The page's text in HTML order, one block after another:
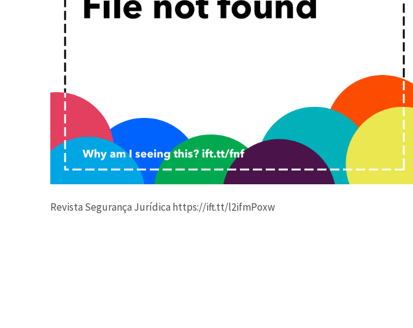
Revista Segurança Jurídica https://ift.tt/l2ifmPoxw